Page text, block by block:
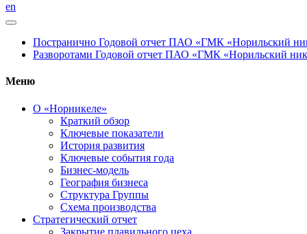
en
Постранично Годовой отчет ПАО «ГМК «Норильский
Разворотами Годовой отчет ПАО «ГМК «Норильский
Меню
О «Норникеле»
Краткий обзор
Ключевые показатели
История развития
Ключевые события года
Бизнес-модель
География бизнеса
Структура Группы
Схема производства
Стратегический отчет
Закрытие плавильного цеха